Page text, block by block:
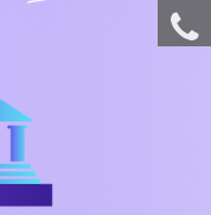
客服